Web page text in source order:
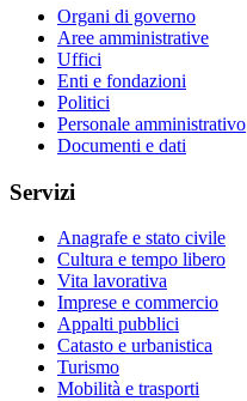
Organi di governo
Aree amministrative
Uffici
Enti e fondazioni
Politici
Personale amministrativo
Documenti e dati
Servizi
Anagrafe e stato civile
Cultura e tempo libero
Vita lavorativa
Imprese e commercio
Appalti pubblici
Catasto e urbanistica
Turismo
Mobilità e trasporti